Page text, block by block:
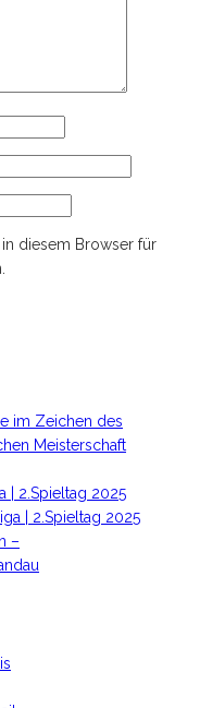
diesem Browser für
im Zeichen des
Meisterschaft
| 2.Spieltag 2025
| 2.Spieltag 2025
–